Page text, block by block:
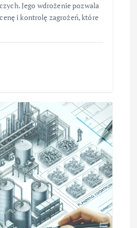
Jego wdrożenie pozwala
i kontrolę zagrożeń, które